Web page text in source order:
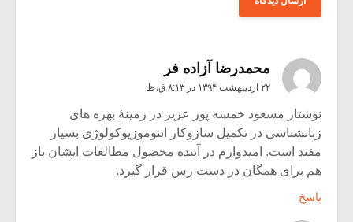
محمدرضا آزاده فر
۲۲ اردیبهشت ۱۳۹۴ در ۸:۱۳ ق٫ظ
نوشتار مسعود خمسه پور عزیز در زمینۀ بهره های
زبانشناسی در تکمیل سازوکار اتنوموزیوکولوژی بسیار
مفید است. امیدوارم در آینده محصول مطالعات ایشان باز
هم برای همگان در دست رس قرار گیرد.
پاسخ